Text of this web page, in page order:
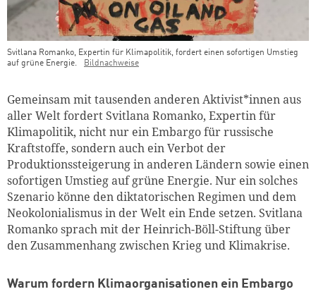
Svitlana Romanko, Expertin für Klimapolitik, fordert einen sofortigen Umstieg
auf grüne Energie.
Bildnachweise
Gemeinsam mit tausenden anderen Aktivist*innen aus
aller Welt fordert Svitlana Romanko, Expertin für
Klimapolitik, nicht nur ein Embargo für russische
Kraftstoffe, sondern auch ein Verbot der
Produktionssteigerung in anderen Ländern sowie einen
sofortigen Umstieg auf grüne Energie. Nur ein solches
Szenario könne den diktatorischen Regimen und dem
Neokolonialismus in der Welt ein Ende setzen. Svitlana
Romanko sprach mit der Heinrich-Böll-Stiftung über
den Zusammenhang zwischen Krieg und Klimakrise.
Warum fordern Klimaorganisationen ein Embargo